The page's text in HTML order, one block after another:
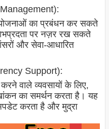
Management):
का प्रबंधन कर सकते
पर नज़र रख सकते
और सेवा-आधारित
Support):
वाले व्यवसायों के लिए,
का समर्थन करता है। यह
करता है और मुद्रा